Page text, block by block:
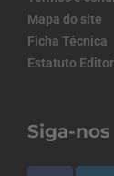
Mapa do site
Ficha Técnica
Estatuto
Siga-